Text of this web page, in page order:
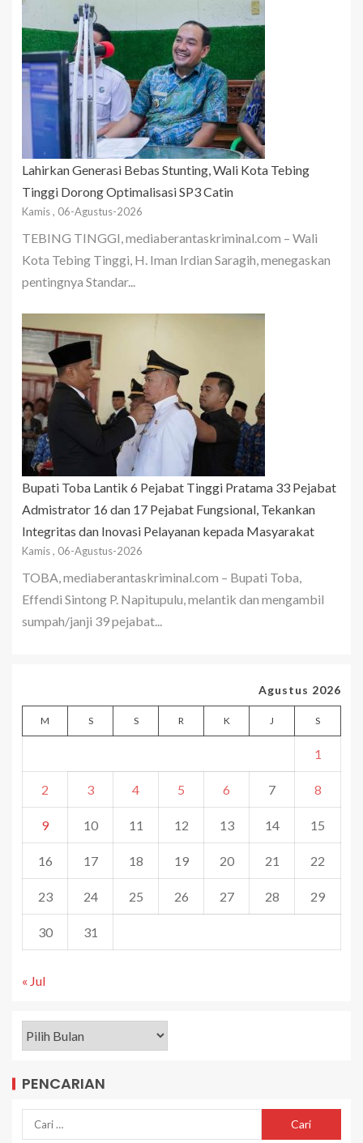
Lahirkan Generasi Bebas Stunting, Wali Kota Tebing
Tinggi Dorong Optimalisasi SP3 Catin
Kamis , 06-Agustus-2026
TEBING TINGGI, mediaberantaskriminal.com – Wali
Kota Tebing Tinggi, H. Iman Irdian Saragih, menegaskan
pentingnya Standar...
Bupati Toba Lantik 6 Pejabat Tinggi Pratama 33 Pejabat
Admistrator 16 dan 17 Pejabat Fungsional, Tekankan
Integritas dan Inovasi Pelayanan kepada Masyarakat
Kamis , 06-Agustus-2026
TOBA, mediaberantaskriminal.com – Bupati Toba,
Effendi Sintong P. Napitupulu, melantik dan mengambil
sumpah/janji 39 pejabat...
Agustus 2026
M S S R K J S
1
2 3 4 5 6 7 8
9 10 11 12 13 14 15
16 17 18 19 20 21 22
23 24 25 26 27 28 29
30 31
« Jul
PENCARIAN